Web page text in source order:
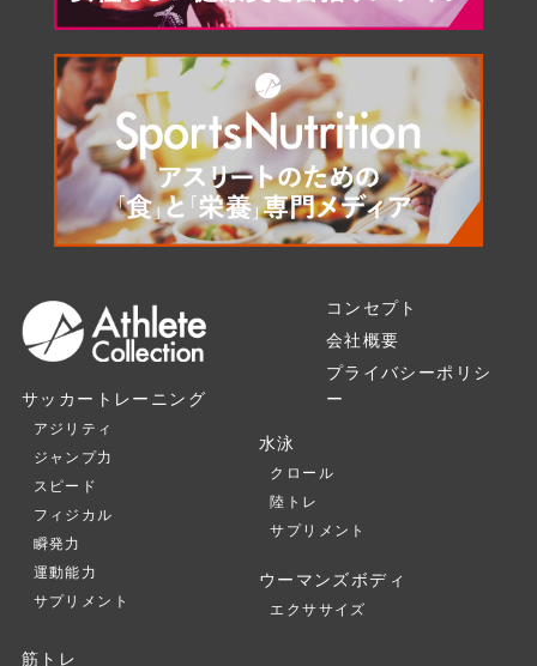
コンセプト
会社概要
プライバシーポリシ
ー
サッカートレーニング
アジリティ
ジャンプ力
スピード
フィジカル
瞬発力
運動能力
サプリメント
水泳
クロール
陸トレ
サプリメント
ウーマンズボディ
エクササイズ
筋トレ